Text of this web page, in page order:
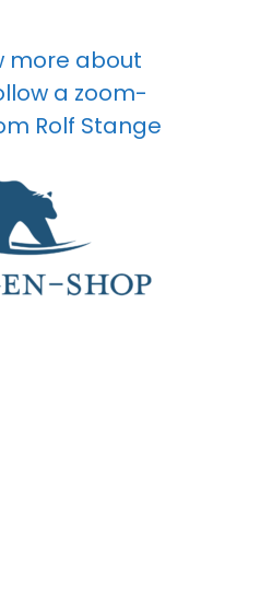
more about
a zoom-
Rolf Stange